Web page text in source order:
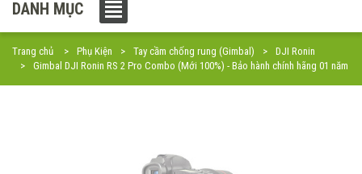
DANH MỤC
Trang chủ Phụ Kiện Tay cầm chống rung (Gimbal)
DJI Ronin
Gimbal DJI Ronin RS 2 Pro Combo (Mới 100%) - Bảo hành chính hãng 01 năm